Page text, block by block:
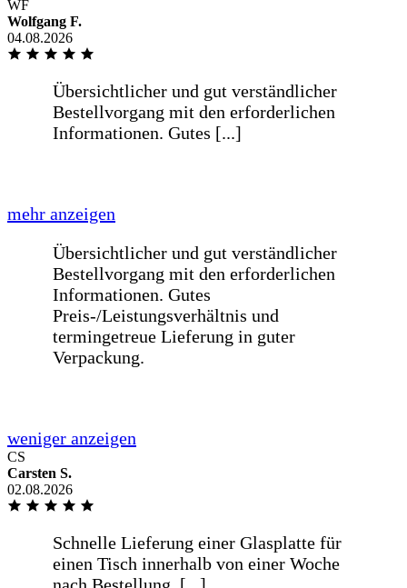
WF
Wolfgang F.
04.08.2026
CS
Carsten S.
02.08.2026
Wie immer sehr schnelle Lieferung
eingegangen
Alles super gelaufen, von der Bestellung
bis zur Lieferung.